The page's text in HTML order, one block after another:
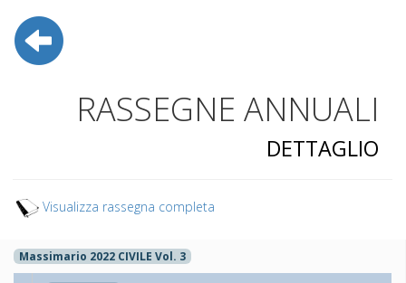
RASSEGNE ANNUALI
DETTAGLIO
Visualizza rassegna completa
Massimario 2022 CIVILE Vol. 3